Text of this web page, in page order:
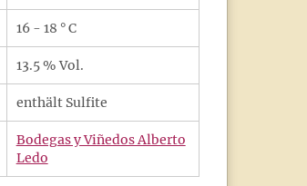
16 - 18 ° C
13.5 % Vol.
enthält Sulfite
Bodegas y Viñedos Alberto
Ledo